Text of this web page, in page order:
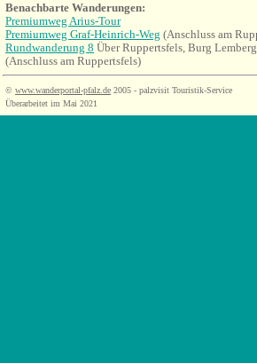
Benachbarte Wanderungen:
Premiumweg Arius-Tour
Premiumweg Graf-Heinrich-Weg (Anschluss am
Rundwanderung 8 Über Ruppertsfels, Burg
(Anschluss am Ruppertsfels)
© www.wanderportal-pfalz.de 2005 - palzvisit Touristik-Service
Überarbeitet im Mai 2021